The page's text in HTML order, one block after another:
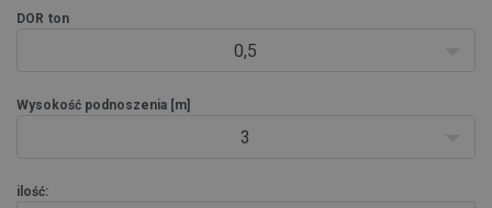
została skonstruowana w taki spo
DOR ton
0,5
Wysokość podnoszenia [m]
3
ilość: